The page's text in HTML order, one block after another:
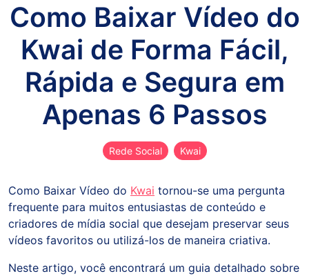
Como Baixar Vídeo do
Kwai de Forma Fácil,
Rápida e Segura em
Apenas 6 Passos
Rede Social Kwai
Como Baixar Vídeo do Kwai tornou-se uma pergunta
frequente para muitos entusiastas de conteúdo e
criadores de mídia social que desejam preservar seus
vídeos favoritos ou utilizá-los de maneira criativa.
Neste artigo, você encontrará um guia detalhado sobre